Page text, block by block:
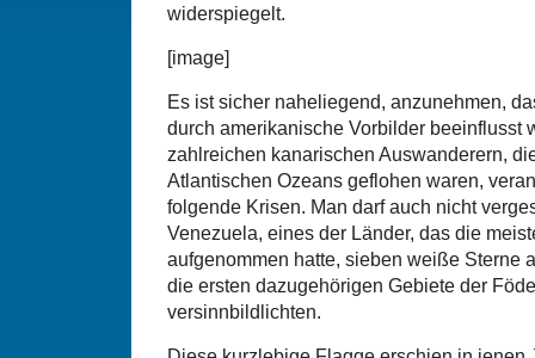
widerspiegelt.
[image]
Es ist sicher naheliegend, anzunehmen,
durch amerikanische Vorbilder beeinflusst
zahlreichen kanarischen Auswanderern,
Atlantischen Ozeans geflohen waren,
folgende Krisen. Man darf auch nicht
Venezuela, eines der Länder, das die
aufgenommen hatte, sieben weiße Sterne
die ersten dazugehörigen Gebiete der
versinnbildlichten.